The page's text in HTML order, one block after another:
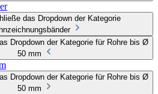
das Dropdown der Kategorie
Dropdown der Kategorie für Rohre bis Ø
50 mm
Dropdown der Kategorie für Rohre bis Ø
50 mm